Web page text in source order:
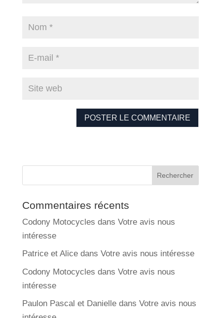
Commentaires récents
Codony Motocycles dans Votre avis nous
intéresse
Patrice et Alicedans Votre avis nous intéresse
Codony Motocycles dans Votre avis nous
intéresse
Paulon Pascal et Danielledans Votre avis nous